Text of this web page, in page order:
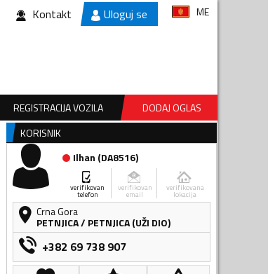
Kontakt Uloguj se ME
REGISTRACIJA VOZILA
DODAJ OGLAS
KORISNIK
Ilhan (DA8516)
verifikovan
telefon
verifikovan
email
verifikovana
lokacija
Crna Gora
PETNJICA/ PETNJICA (UŽI DIO)
+382 69 738 907